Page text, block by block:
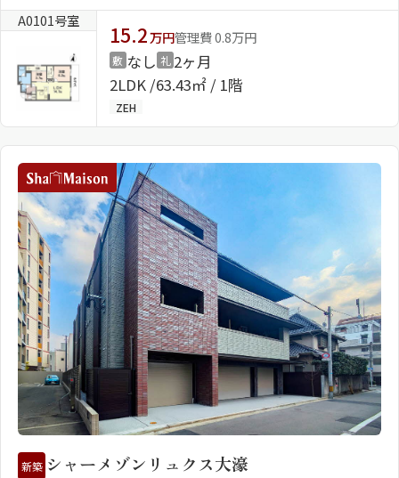
A0101号室
15.2万円管理費 0.8万円
敷 なし 礼 2ヶ月
2LDK 63.43㎡ / 1階
ZEH
新築 シャーメゾンリュクス大濠